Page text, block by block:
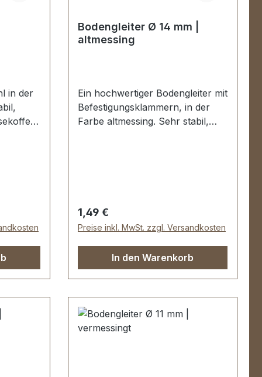
in der
Bodengleiter Ø 14 mm |
altmessing
Ein hochwertiger Bodengleiter mit
Befestigungsklammern, in der
Farbe altmessing. Sehr stabil,
Regulärer Preis:
1,49 €
Preise inkl. MwSt. zzgl. Versandkosten
In den Warenkorb